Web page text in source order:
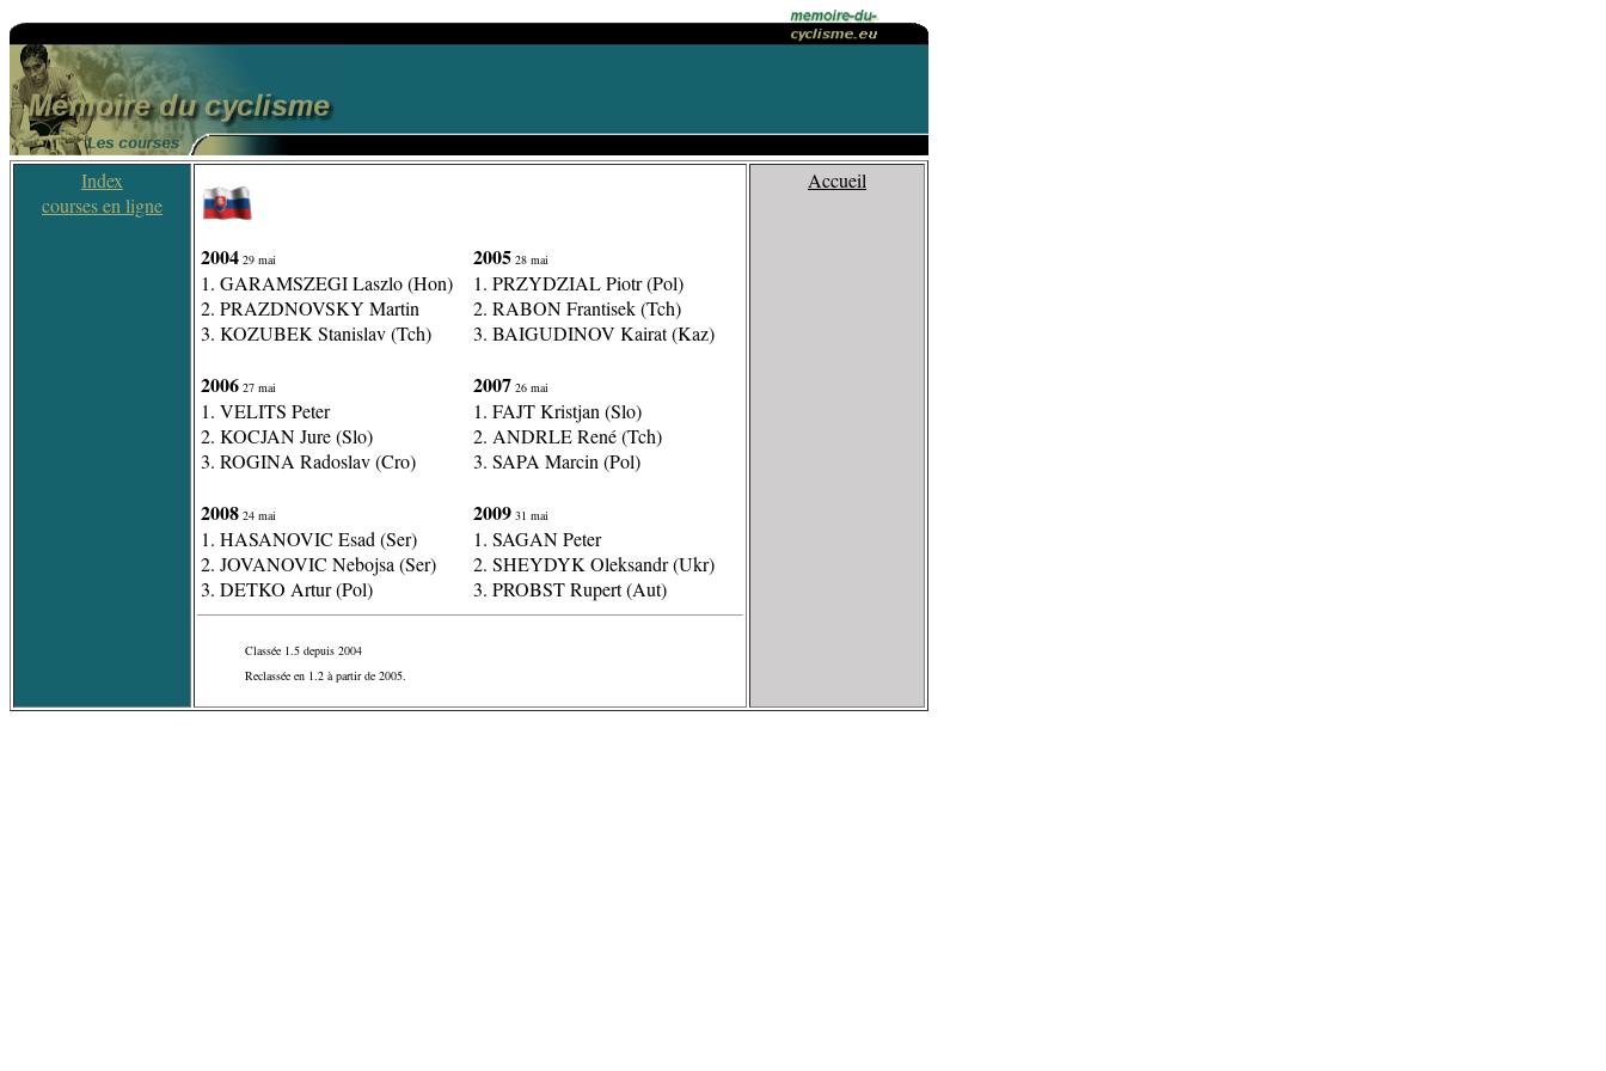
Index
courses en ligne
2004 29 mai
1. GARAMSZEGI Laszlo (Hon)
2. PRAZDNOVSKY Martin
3. KOZUBEK Stanislav (Tch)
2006 27 mai
1. VELITS Peter
2. KOCJAN Jure (Slo)
3. ROGINA Radoslav (Cro)
2008 24 mai
1. HASANOVIC Esad (Ser)
2. JOVANOVIC Nebojsa (Ser)
3. DETKO Artur (Pol)
2005 28 mai
1. PRZYDZIAL Piotr (Pol)
2. RABON Frantisek (Tch)
3. BAIGUDINOV Kairat (Kaz)
2007 26 mai
1. FAJT Kristjan (Slo)
2. ANDRLE René (Tch)
3. SAPA Marcin (Pol)
2009 31 mai
1. SAGAN Peter
2. SHEYDYK Oleksandr (Ukr)
3. PROBST Rupert (Aut)
Classée 1.5 depuis 2004
Reclassée en 1.2 à partir de 2005.
Accueil